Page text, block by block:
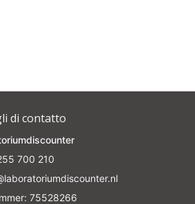
di contatto
700 210
75528266